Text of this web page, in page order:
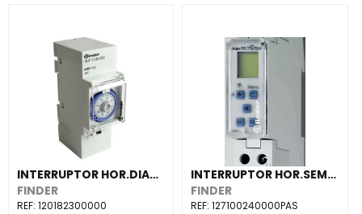
INTERRUPTOR HOR.DIARIO 12 An 35,8mm,1 CTO.CONMD.16A,230V AC,RSVA.MARCHA
FINDER
REF: 120182300000
INTERRUPTOR HOR.SEM.12,An 17,5mm 1 CTO.CONMD.16A,24V AC/DC RSVA.MARCHA(emb.1u)
FINDER
REF:127100240000PAS